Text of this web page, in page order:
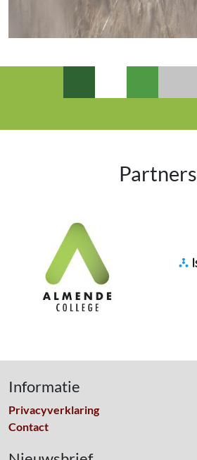
Partners
Informatie
Privacyverklaring
Contact